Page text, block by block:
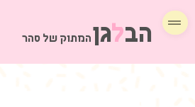
הבלגן המתוק של סהר